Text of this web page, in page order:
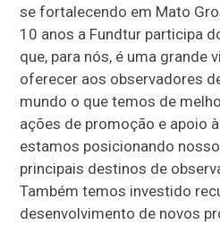
se fortalecendo em Mato
10 anos a Fundtur participa
que, para nós, é uma grande
oferecer aos observadores
mundo o que temos de
ações de promoção e apoio
estamos posicionando
principais destinos de
Também temos investido
desenvolvimento de novos